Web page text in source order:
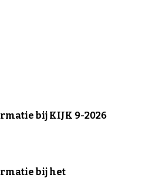
bij KIJK 9-2026
bij het